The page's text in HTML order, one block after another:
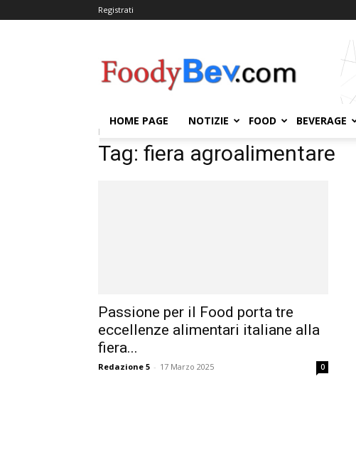
Registrati
HOME PAGE NOTIZIE FOOD BEVERAGE
Home
Tag: fiera agroalimentare
Passione per il Food porta tre
eccellenze alimentari italiane alla
fiera...
Redazione 5 - 17 Marzo 2025 0